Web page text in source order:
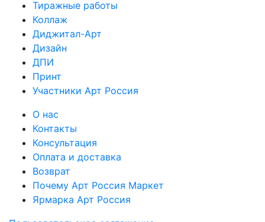
Тиражные работы
Коллаж
Диджитал-Арт
Дизайн
ДПИ
Принт
Участники Арт Россия
О нас
Контакты
Консультация
Оплата и доставка
Возврат
Почему Арт Россия Маркет
Ярмарка Арт Россия